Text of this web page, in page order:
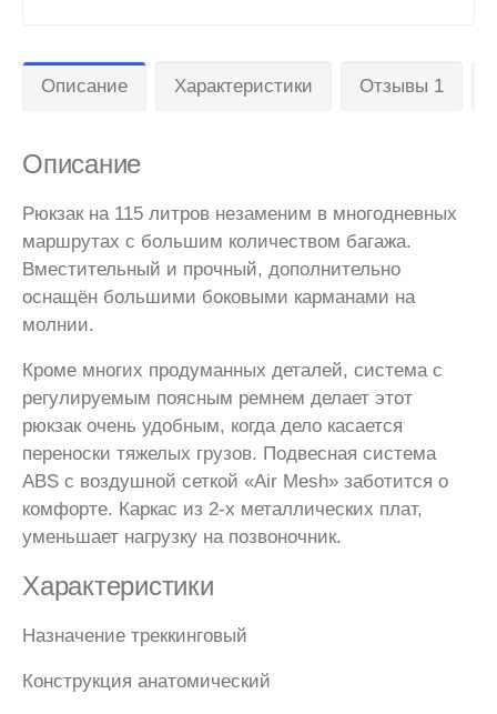
Описание Характеристики Отзывы 1
Описание
Рюкзак на 115 литров незаменим в многодневных
маршрутах с большим количеством багажа.
Вместительный и прочный, дополнительно
оснащён большими боковыми карманами на
молнии.
Кроме многих продуманных деталей, система с
регулируемым поясным ремнем делает этот
рюкзак очень удобным, когда дело касается
переноски тяжелых грузов. Подвесная система
ABS с воздушной сеткой «Air Mesh» заботится о
комфорте. Каркас из 2-х металлических плат,
уменьшает нагрузку на позвоночник.
Характеристики
Назначение треккинговый
Конструкция анатомический